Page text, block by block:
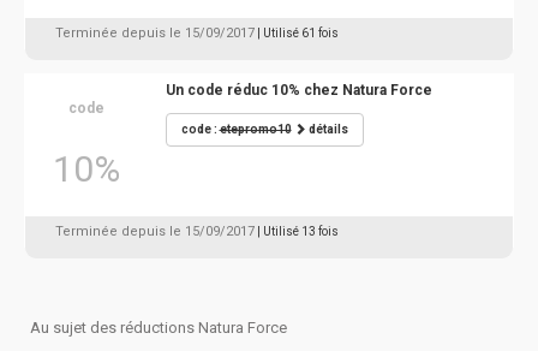
Terminée depuis le 15/09/2017 | Utilisé 61 fois
code
10%
Un code réduc 10% chez Natura Force
code :etepromo10 détails
Terminée depuis le 15/09/2017 | Utilisé 13 fois
Au sujet des réductions Natura Force